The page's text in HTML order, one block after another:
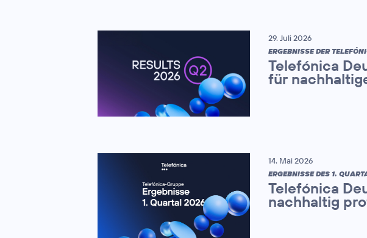
29. Juli 2026
ERGEBNISSE DER
Telefónica
für
14. Mai 2026
ERGEBNISSE DES 1.
Telefónica
nachhaltig